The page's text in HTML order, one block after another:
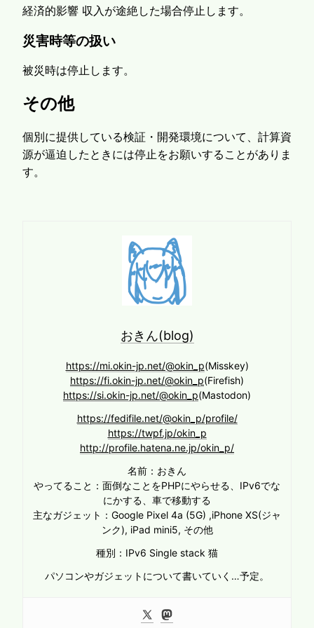
経済的影響 収入が途絶した場合停止します。
災害時等の扱い
被災時は停止します。
その他
個別に提供している検証・開発環境について、計算資
源が逼迫したときには停止をお願いすることがありま
す。
おきん(blog)
https://mi.okin-jp.net/@okin_p(Misskey)
https://fi.okin-jp.net/@okin_p(Firefish)
https://si.okin-jp.net/@okin_p(Mastodon)
https://fedifile.net/@okin_p/profile/
https://twpf.jp/okin_p
http://profile.hatena.ne.jp/okin_p/
名前：おきん
やってること：面倒なことをPHPにやらせる、IPv6でな
にかする、車で移動する
主なガジェット：Google Pixel 4a (5G) ,iPhone XS(ジャ
ンク), iPad mini5, その他
種別：IPv6 Single stack 猫
パソコンやガジェットについて書いていく…予定。